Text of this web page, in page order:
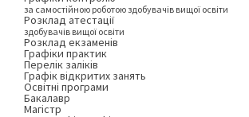
за самостійною роботою здобувачів вищої освіти
Розклад атестації
здобувачів вищої освіти
Розклад екзаменів
Графіки практик
Перелік заліків
Графік відкритих занять
Освітні програми
Бакалавр
Магістр